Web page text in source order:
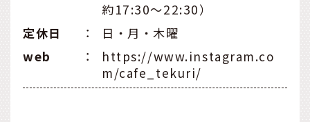
約17:30～22:30）
定休⽇
：
日・月・木曜
web
：
https://www.instagram.co
m/cafe_tekuri/